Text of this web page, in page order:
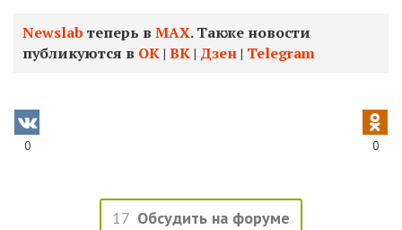
Newslab теперь в МАХ. Также новости
публикуются в ОК| ВК| Дзен| Telegram
0 0
17 Обсудить на форуме